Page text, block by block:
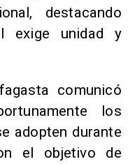
destacando
exige unidad y
comunicó
los
adopten durante
el objetivo de